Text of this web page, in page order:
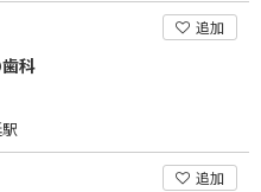
追加
科
追加